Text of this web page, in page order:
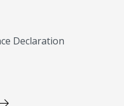
Declaration